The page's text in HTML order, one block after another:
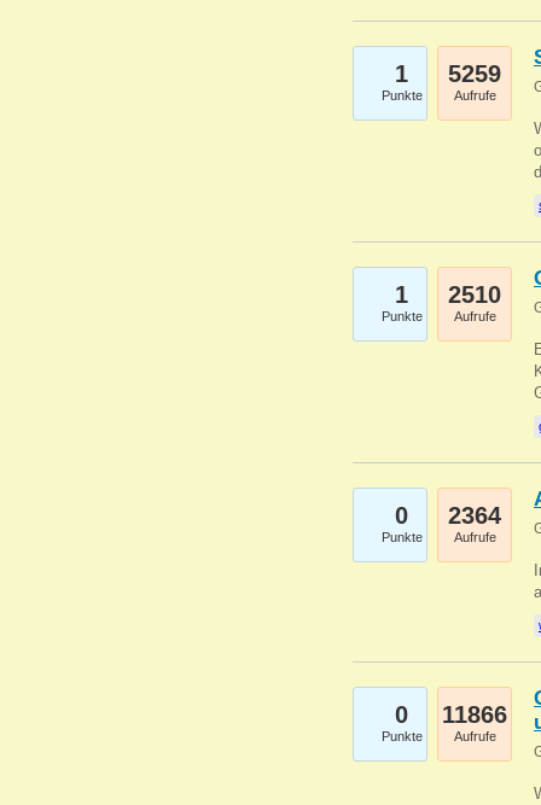
1
Punkte
5259
Aufrufe
1
Punkte
2510
Aufrufe
0
Punkte
2364
Aufrufe
0
Punkte
11866
Aufrufe